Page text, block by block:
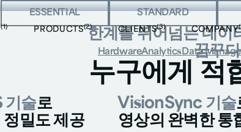
(1) PRODUCTS(2) CLIENTS(3) COMPANY
빅 버튼
ESSENTIAL 빅 버튼
STANDARD
한계를 뛰어넘는 데이
꿈꾸다
HardwareAnalytics Data
누구에게 적
기술로
정밀도 제공
VisionSync 기술
영상의 완벽한 통